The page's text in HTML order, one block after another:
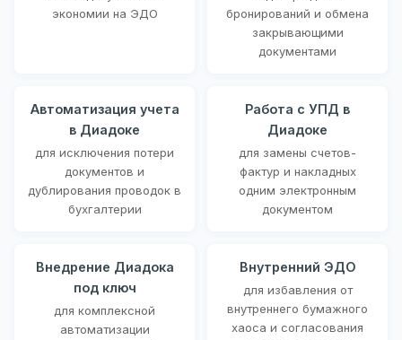
экономии на ЭДО
бронирований и обмена
закрывающими
документами
Автоматизация учета
в Диадоке
для исключения потери
документов и
дублирования проводок в
бухгалтерии
Работа с УПД в
Диадоке
для замены счетов-
фактур и накладных
одним электронным
документом
Внедрение Диадока
под ключ
для комплексной
автоматизации
Внутренний ЭДО
для избавления от
внутреннего бумажного
хаоса и согласования